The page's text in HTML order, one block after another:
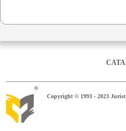
®
Copyright © 1993 - 2023